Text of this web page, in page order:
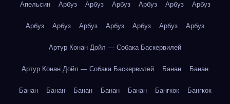
Апельсин Арбуз Арбуз Арбуз Арбуз Арбуз Арбуз
Арбуз Арбуз Арбуз Арбуз Арбуз Арбуз Арбуз
Артур Конан Дойл — Собака Баскервилей
Артур Конан Дойл — Собака Баскервилей Банан Банан
Банан Банан Банан Банан Банан Бангкок Бангкок